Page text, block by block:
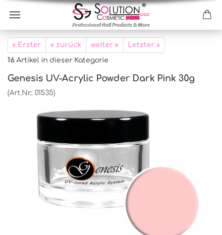
« Erster « zurück weiter » Letzter »
16 Artikel in dieser Kategorie
Genesis UV-Acrylic Powder Dark Pink 30g
(Art.Nr.: 01535)